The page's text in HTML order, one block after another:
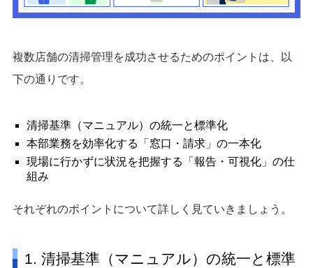
複数店舗の清掃管理を成功させるためのポイントは、以
下の通りです。
清掃基準（マニュアル）の統一と標準化
本部業務を効率化する「窓口・請求」の一本化
現場に行かずに状況を把握する「報告・可視化」の仕
組み
それぞれのポイントについて詳しく見ていきましょう。
1. 清掃基準（マニュアル）の統一と標準